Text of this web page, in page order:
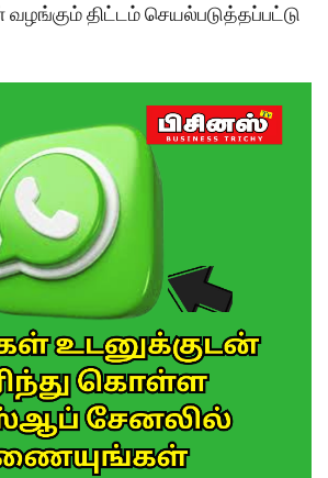
வழங்கும் திட்டம் செயல்படுத்தப்பட்டு